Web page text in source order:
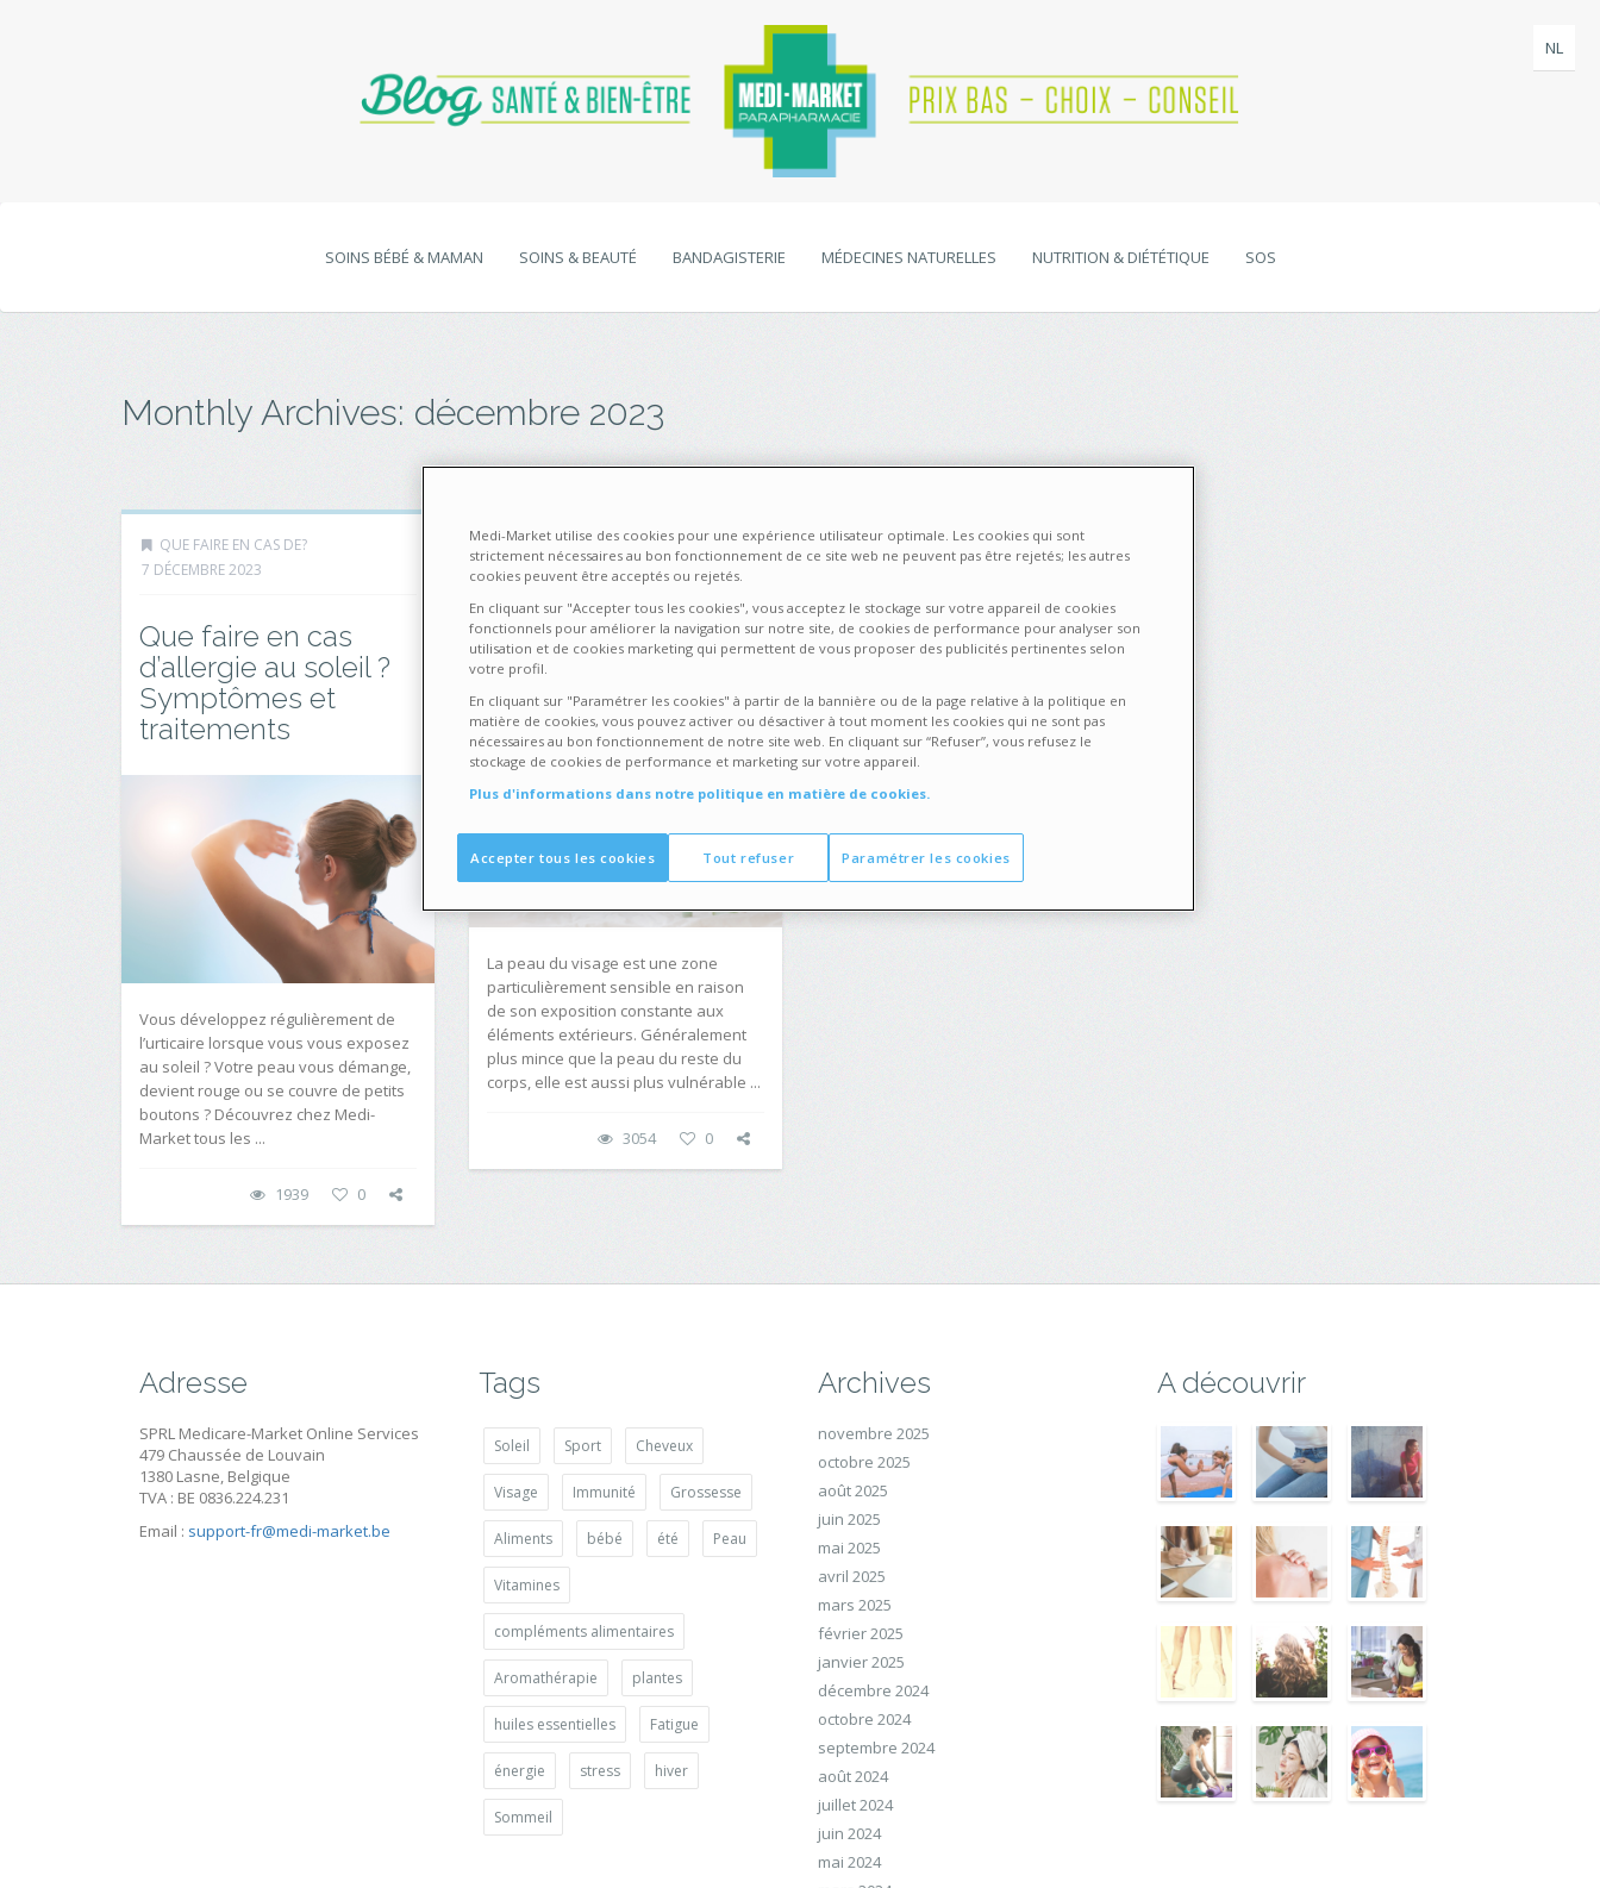
NL
SOINS BÉBÉ & MAMAN SOINS & BEAUTÉ BANDAGISTERIE MÉDECINES NATURELLES NUTRITION & DIÉTÉTIQUE SOS
Monthly Archives: décembre 2023
QUE FAIRE EN CAS DE?
7 DÉCEMBRE 2023
Que faire en cas
d’allergie au soleil ?
Symptômes et
traitements
Vous développez régulièrement de
l’urticaire lorsque vous vous exposez
au soleil ? Votre peau vous démange,
devient rouge ou se couvre de petits
boutons ? Découvrez chez Medi-
Market tous les ...
1939 0
SOINS & BEAUTÉ 4 DÉCEMBRE 2023
Quel soin hydratant
choisir pour le visage
?
La peau du visage est une zone
particulièrement sensible en raison
de son exposition constante aux
éléments extérieurs. Généralement
plus mince que la peau du reste du
corps, elle est aussi plus vulnérable ...
3054 0
Adresse
SPRL Medicare-Market Online Services
479 Chaussée de Louvain
1380 Lasne, Belgique
TVA : BE 0836.224.231
Email : support-fr@medi-market.be
Tags
Soleil Sport Cheveux
Visage Immunité Grossesse
Aliments bébé été Peau
Vitamines
compléments alimentaires
Aromathérapie plantes
huiles essentielles Fatigue
énergie stress hiver
Sommeil
Archives
novembre 2025
octobre 2025
août 2025
juin 2025
mai 2025
avril 2025
mars 2025
février 2025
janvier 2025
décembre 2024
octobre 2024
septembre 2024
août 2024
juillet 2024
juin 2024
mai 2024
A découvrir
Medi-Market utilise des cookies pour une expérience utilisateur optimale. Les cookies qui sont
strictement nécessaires au bon fonctionnement de ce site web ne peuvent pas être rejetés; les autres
cookies peuvent être acceptés ou rejetés.
En cliquant sur "Accepter tous les cookies", vous acceptez le stockage sur votre appareil de cookies
fonctionnels pour améliorer la navigation sur notre site, de cookies de performance pour analyser son
utilisation et de cookies marketing qui permettent de vous proposer des publicités pertinentes selon
votre profil.
En cliquant sur "Paramétrer les cookies" à partir de la bannière ou de la page relative à la politique en
matière de cookies, vous pouvez activer ou désactiver à tout moment les cookies qui ne sont pas
nécessaires au bon fonctionnement de notre site web. En cliquant sur “Refuser”, vous refusez le
stockage de cookies de performance et marketing sur votre appareil.
Plus d'informations dans notre politique en matière de cookies.
Paramétrer les cookies
Tout refuser
Accepter tous les cookies